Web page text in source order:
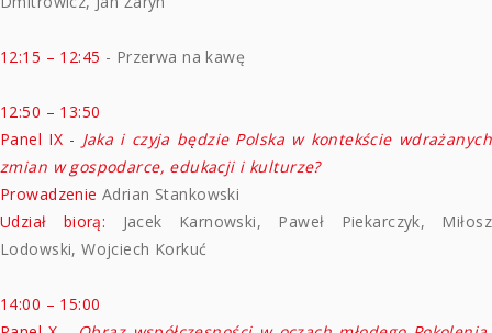
12:15 – 12:45 - Przerwa na kawę
12:50 – 13:50
Panel IX - Jaka i czyja będzie Polska w kontekście wdrażanych
zmian w gospodarce, edukacji i kulturze?
ProwadzenieAdrian Stankowski
Udział biorą: Jacek Karnowski, Paweł Piekarczyk, Miłosz
Lodowski, Wojciech Korkuć
14:00 – 15:00